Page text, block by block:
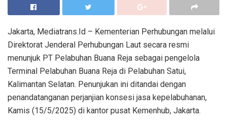
Jakarta, Mediatrans.Id – Kementerian Perhubungan melalui
Direktorat Jenderal Perhubungan Laut secara resmi
menunjuk PT Pelabuhan Buana Reja sebagai pengelola
Terminal Pelabuhan Buana Reja di Pelabuhan Satui,
Kalimantan Selatan. Penunjukan ini ditandai dengan
penandatanganan perjanjian konsesi jasa kepelabuhanan,
Kamis (15/5/2025) di kantor pusat Kemenhub, Jakarta.